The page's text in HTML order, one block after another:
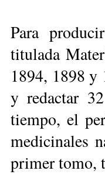
Para
titulada
1894, 1898 y
y redactar
tiempo, el
medicinales
pri­mer tomo,